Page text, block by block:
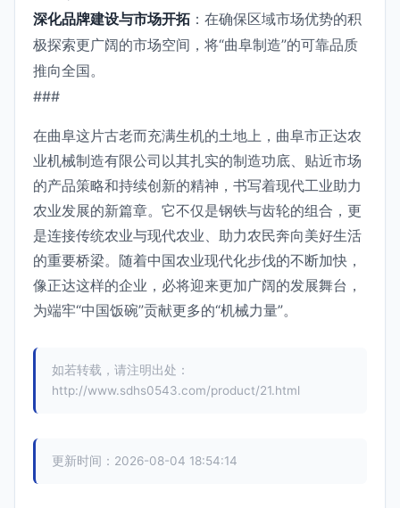
深化品牌建设与市场开拓 ：在确保区域市场优势的积
极探索更广阔的市场空间，将“曲阜制造”的可靠品质
推向全国。
###
在曲阜这片古老而充满生机的土地上，曲阜市正达农
业机械制造有限公司以其扎实的制造功底、贴近市场
的产品策略和持续创新的精神，书写着现代工业助力
农业发展的新篇章。它不仅是钢铁与齿轮的组合，更
是连接传统农业与现代农业、助力农民奔向美好生活
的重要桥梁。随着中国农业现代化步伐的不断加快，
像正达这样的企业，必将迎来更加广阔的发展舞台，
为端牢“中国饭碗”贡献更多的“机械力量”。
如若转载，请注明出处：
http://www.sdhs0543.com/product/21.html
更新时间：2026-08-04 18:54:14